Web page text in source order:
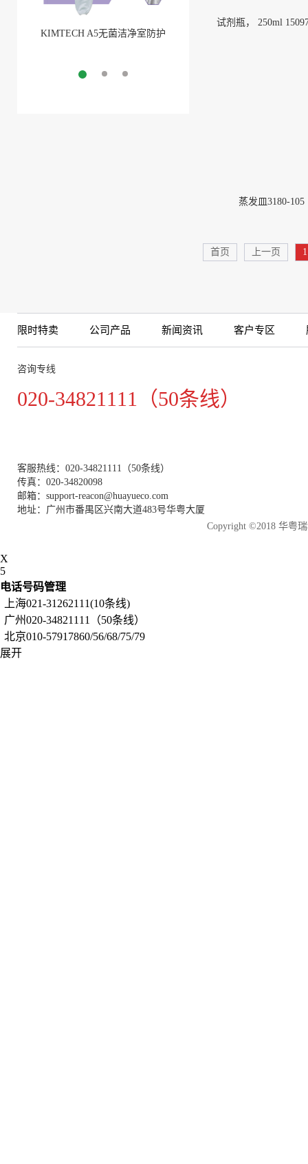
KIMTECH A5无菌洁净室防护
试剂瓶， 250ml
蒸发皿3180-105
首页 上一页 1
限时特卖 公司产品 新闻资讯 客户专区
咨询专线
020-34821111（50条线）
客服热线：020-34821111（50条线）
传真：020-34820098
邮箱：support-reacon@huayueco.com
地址：广州市番禺区兴南大道483号华粤大厦
Copyright ©2018 华粤
X
5
电话号码管理
上海021-31262111(10条线)
广州020-34821111（50条线）
北京010-57917860/56/68/75/79
展开